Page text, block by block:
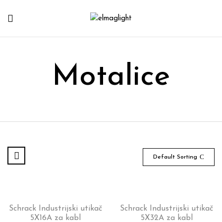
Motalice
Default Sorting
Schrack Industrijski utikač
5X16A za kabl
Schrack Industrijski utikač
5X32A za kabl